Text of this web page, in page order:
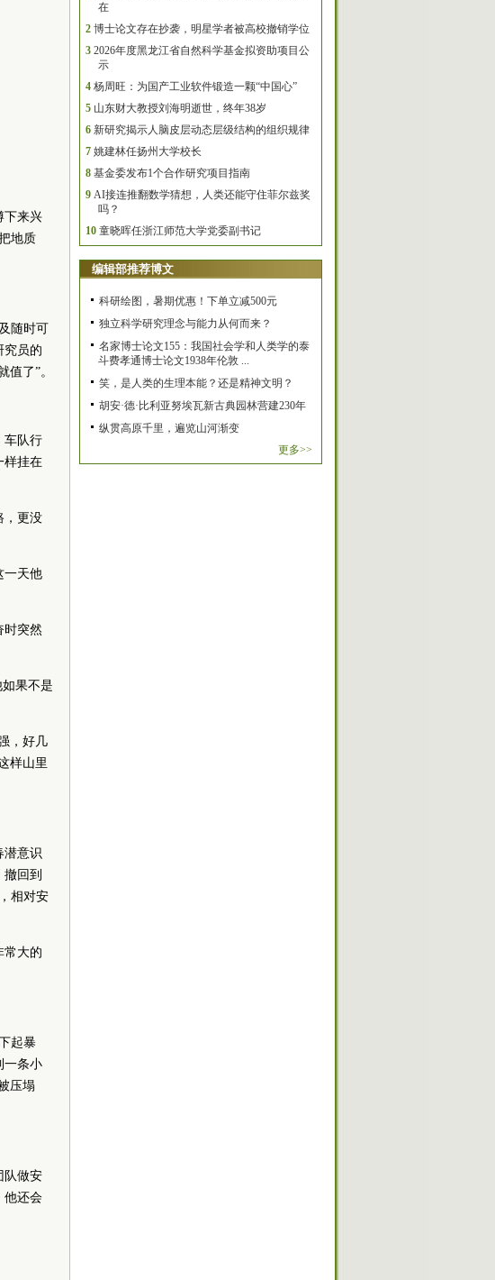
下来兴
地质
随时可
究员的
了”。
车队行
样挂在
，更没
一天他
时突然
果不是
，好几
样山里
潜意识
回到
相对安
常大的
起暴
一条小
压塌
队做安
他还会
在
2 博士论文存在抄袭，明星学者被高校撤销学位
3 2026年度黑龙江省自然科学基金拟资助项目公
示
4 杨周旺：为国产工业软件锻造一颗“中国心”
5 山东财大教授刘海明逝世，终年38岁
6 新研究揭示人脑皮层动态层级结构的组织规律
7 姚建林任扬州大学校长
8 基金委发布1个合作研究项目指南
9 AI接连推翻数学猜想，人类还能守住菲尔兹奖
吗？
10 童晓晖任浙江师范大学党委副书记
编辑部推荐博文
科研绘图，暑期优惠！下单立减500元
独立科学研究理念与能力从何而来？
名家博士论文155：我国社会学和人类学的泰
斗费孝通博士论文1938年伦敦 ...
笑，是人类的生理本能？还是精神文明？
胡安·德·比利亚努埃瓦新古典园林营建230年
纵贯高原千里，遍览山河渐变
更多>>